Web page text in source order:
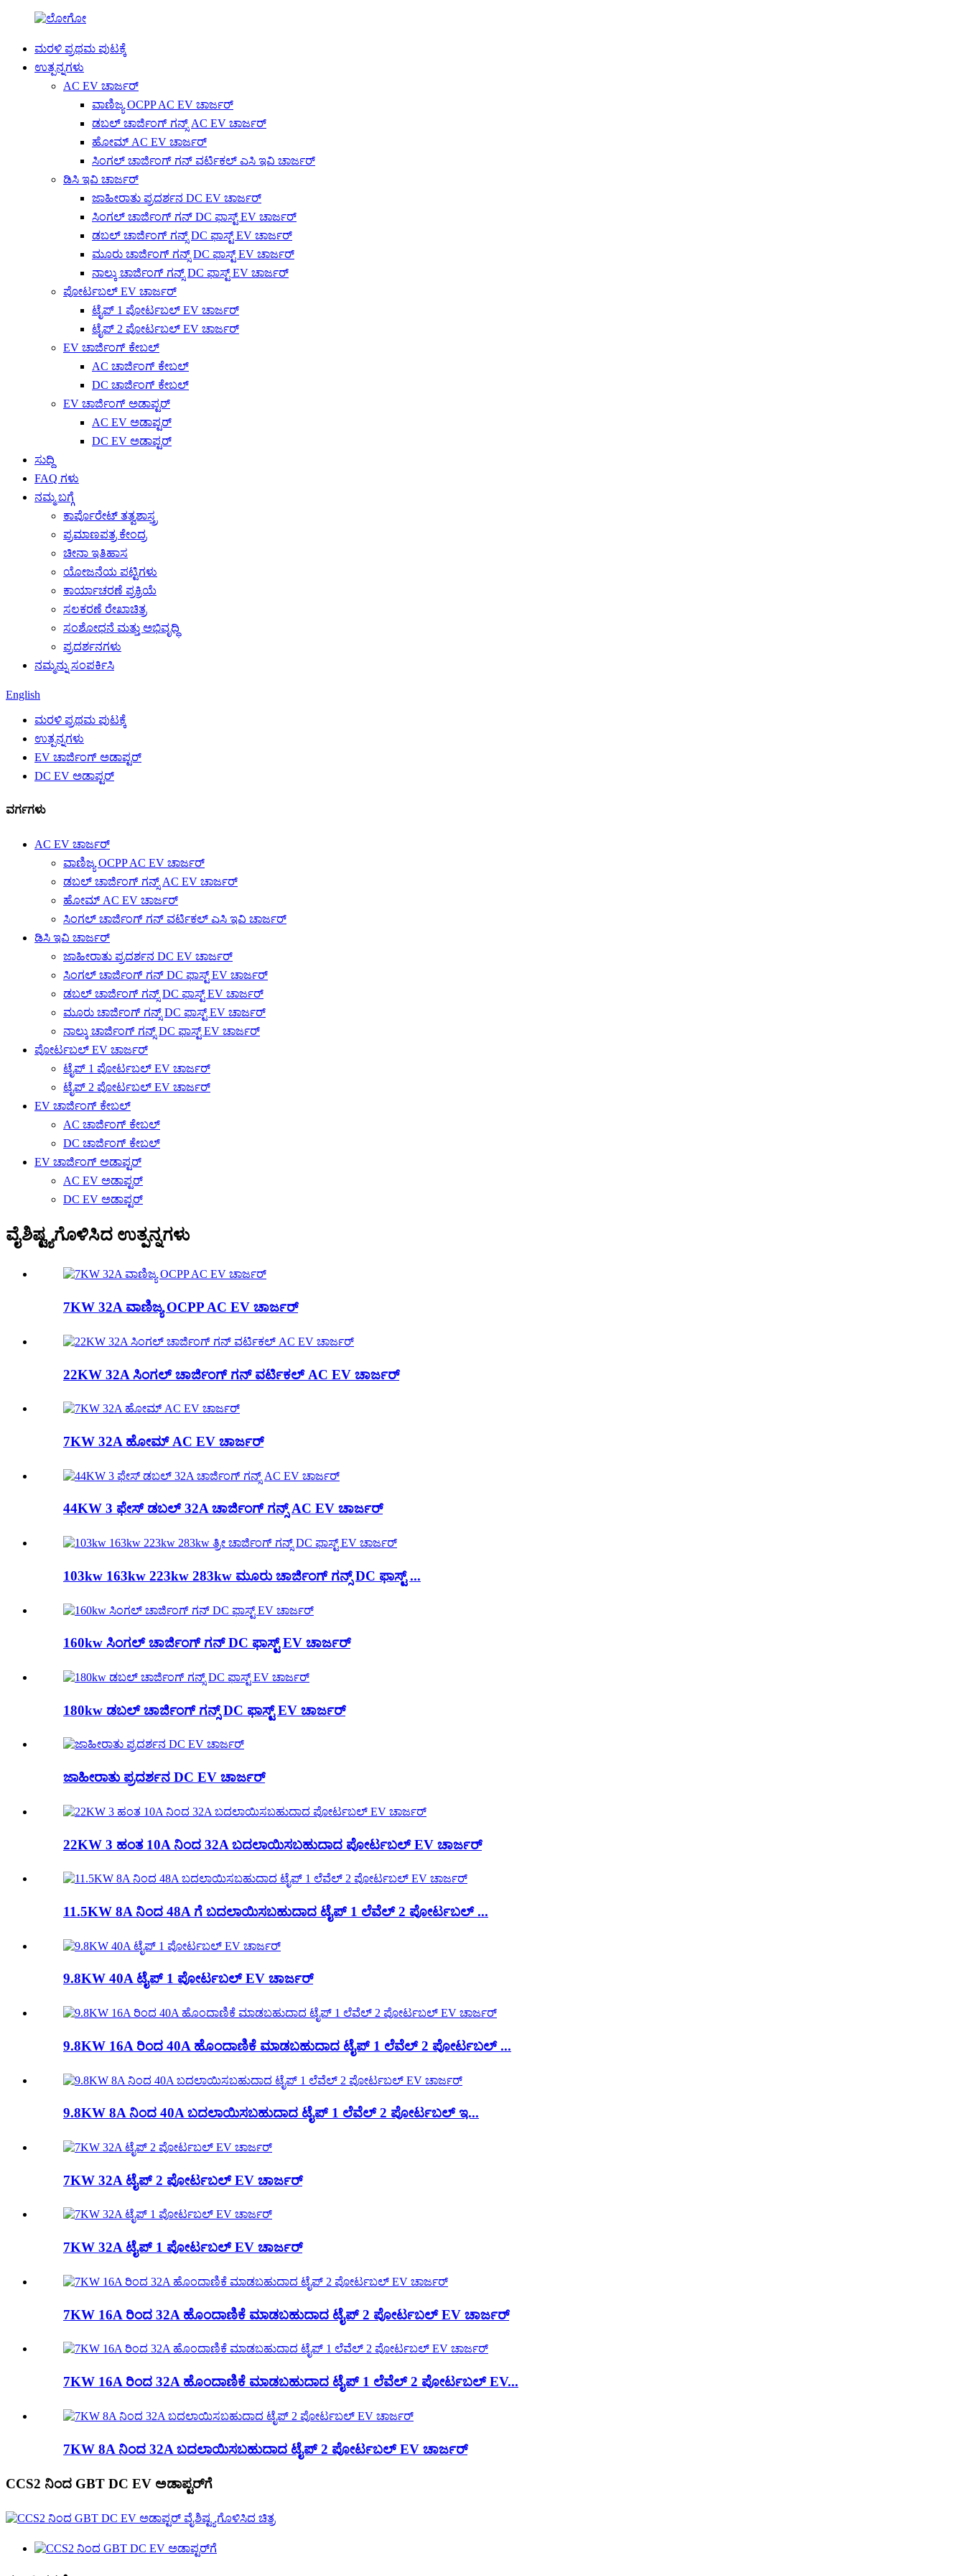
ಮರಳಿ ಪ್ರಥಮ ಪುಟಕ್ಕೆ
ಉತ್ಪನ್ನಗಳು
AC EV ಚಾರ್ಜರ್
ವಾಣಿಜ್ಯ OCPP AC EV ಚಾರ್ಜರ್
ಡಬಲ್ ಚಾರ್ಜಿಂಗ್ ಗನ್ಸ್ AC EV ಚಾರ್ಜರ್
ಹೋಮ್ AC EV ಚಾರ್ಜರ್
ಸಿಂಗಲ್ ಚಾರ್ಜಿಂಗ್ ಗನ್ ವರ್ಟಿಕಲ್ ಎಸಿ ಇವಿ ಚಾರ್ಜರ್
ಡಿಸಿ ಇವಿ ಚಾರ್ಜರ್
ಜಾಹೀರಾತು ಪ್ರದರ್ಶನ DC EV ಚಾರ್ಜರ್
ಸಿಂಗಲ್ ಚಾರ್ಜಿಂಗ್ ಗನ್ DC ಫಾಸ್ಟ್ EV ಚಾರ್ಜರ್
ಡಬಲ್ ಚಾರ್ಜಿಂಗ್ ಗನ್ಸ್ DC ಫಾಸ್ಟ್ EV ಚಾರ್ಜರ್
ಮೂರು ಚಾರ್ಜಿಂಗ್ ಗನ್ಸ್ DC ಫಾಸ್ಟ್ EV ಚಾರ್ಜರ್
ನಾಲ್ಕು ಚಾರ್ಜಿಂಗ್ ಗನ್ಸ್ DC ಫಾಸ್ಟ್ EV ಚಾರ್ಜರ್
ಪೋರ್ಟಬಲ್ EV ಚಾರ್ಜರ್
ಟೈಪ್ 1 ಪೋರ್ಟಬಲ್ EV ಚಾರ್ಜರ್
ಟೈಪ್ 2 ಪೋರ್ಟಬಲ್ EV ಚಾರ್ಜರ್
EV ಚಾರ್ಜಿಂಗ್ ಕೇಬಲ್
AC ಚಾರ್ಜಿಂಗ್ ಕೇಬಲ್
DC ಚಾರ್ಜಿಂಗ್ ಕೇಬಲ್
EV ಚಾರ್ಜಿಂಗ್ ಅಡಾಪ್ಟರ್
AC EV ಅಡಾಪ್ಟರ್
DC EV ಅಡಾಪ್ಟರ್
ಸುದ್ದಿ
FAQ ಗಳು
ನಮ್ಮ ಬಗ್ಗೆ
ಕಾರ್ಪೊರೇಟ್ ತತ್ವಶಾಸ್ತ್ರ
ಪ್ರಮಾಣಪತ್ರ ಕೇಂದ್ರ
ಚೀನಾ ಇತಿಹಾಸ
ಯೋಜನೆಯ ಪಟ್ಟಿಗಳು
ಕಾರ್ಯಾಚರಣೆ ಪ್ರಕ್ರಿಯೆ
ಸಲಕರಣೆ ರೇಖಾಚಿತ್ರ
ಸಂಶೋಧನೆ ಮತ್ತು ಅಭಿವೃದ್ಧಿ
ಪ್ರದರ್ಶನಗಳು
ನಮ್ಮನ್ನು ಸಂಪರ್ಕಿಸಿ
English
ಮರಳಿ ಪ್ರಥಮ ಪುಟಕ್ಕೆ
ಉತ್ಪನ್ನಗಳು
EV ಚಾರ್ಜಿಂಗ್ ಅಡಾಪ್ಟರ್
DC EV ಅಡಾಪ್ಟರ್
ವರ್ಗಗಳು
AC EV ಚಾರ್ಜರ್
ವಾಣಿಜ್ಯ OCPP AC EV ಚಾರ್ಜರ್
ಡಬಲ್ ಚಾರ್ಜಿಂಗ್ ಗನ್ಸ್ AC EV ಚಾರ್ಜರ್
ಹೋಮ್ AC EV ಚಾರ್ಜರ್
ಸಿಂಗಲ್ ಚಾರ್ಜಿಂಗ್ ಗನ್ ವರ್ಟಿಕಲ್ ಎಸಿ ಇವಿ ಚಾರ್ಜರ್
ಡಿಸಿ ಇವಿ ಚಾರ್ಜರ್
ಜಾಹೀರಾತು ಪ್ರದರ್ಶನ DC EV ಚಾರ್ಜರ್
ಸಿಂಗಲ್ ಚಾರ್ಜಿಂಗ್ ಗನ್ DC ಫಾಸ್ಟ್ EV ಚಾರ್ಜರ್
ಡಬಲ್ ಚಾರ್ಜಿಂಗ್ ಗನ್ಸ್ DC ಫಾಸ್ಟ್ EV ಚಾರ್ಜರ್
ಮೂರು ಚಾರ್ಜಿಂಗ್ ಗನ್ಸ್ DC ಫಾಸ್ಟ್ EV ಚಾರ್ಜರ್
ನಾಲ್ಕು ಚಾರ್ಜಿಂಗ್ ಗನ್ಸ್ DC ಫಾಸ್ಟ್ EV ಚಾರ್ಜರ್
ಪೋರ್ಟಬಲ್ EV ಚಾರ್ಜರ್
ಟೈಪ್ 1 ಪೋರ್ಟಬಲ್ EV ಚಾರ್ಜರ್
ಟೈಪ್ 2 ಪೋರ್ಟಬಲ್ EV ಚಾರ್ಜರ್
EV ಚಾರ್ಜಿಂಗ್ ಕೇಬಲ್
AC ಚಾರ್ಜಿಂಗ್ ಕೇಬಲ್
DC ಚಾರ್ಜಿಂಗ್ ಕೇಬಲ್
EV ಚಾರ್ಜಿಂಗ್ ಅಡಾಪ್ಟರ್
AC EV ಅಡಾಪ್ಟರ್
DC EV ಅಡಾಪ್ಟರ್
ವೈಶಿಷ್ಟ್ಯಗೊಳಿಸಿದ ಉತ್ಪನ್ನಗಳು
7KW 32A ವಾಣಿಜ್ಯ OCPP AC EV ಚಾರ್ಜರ್
22KW 32A ಸಿಂಗಲ್ ಚಾರ್ಜಿಂಗ್ ಗನ್ ವರ್ಟಿಕಲ್ AC EV ಚಾರ್ಜರ್
7KW 32A ಹೋಮ್ AC EV ಚಾರ್ಜರ್
44KW 3 ಫೇಸ್ ಡಬಲ್ 32A ಚಾರ್ಜಿಂಗ್ ಗನ್ಸ್ AC EV ಚಾರ್ಜರ್
103kw 163kw 223kw 283kw ಮೂರು ಚಾರ್ಜಿಂಗ್ ಗನ್ಸ್ DC ಫಾಸ್ಟ್ ...
160kw ಸಿಂಗಲ್ ಚಾರ್ಜಿಂಗ್ ಗನ್ DC ಫಾಸ್ಟ್ EV ಚಾರ್ಜರ್
180kw ಡಬಲ್ ಚಾರ್ಜಿಂಗ್ ಗನ್ಸ್ DC ಫಾಸ್ಟ್ EV ಚಾರ್ಜರ್
ಜಾಹೀರಾತು ಪ್ರದರ್ಶನ DC EV ಚಾರ್ಜರ್
22KW 3 ಹಂತ 10A ನಿಂದ 32A ಬದಲಾಯಿಸಬಹುದಾದ ಪೋರ್ಟಬಲ್ EV ಚಾರ್ಜರ್
11.5KW 8A ನಿಂದ 48A ಗೆ ಬದಲಾಯಿಸಬಹುದಾದ ಟೈಪ್ 1 ಲೆವೆಲ್ 2 ಪೋರ್ಟಬಲ್ ...
9.8KW 40A ಟೈಪ್ 1 ಪೋರ್ಟಬಲ್ EV ಚಾರ್ಜರ್
9.8KW 16A ರಿಂದ 40A ಹೊಂದಾಣಿಕೆ ಮಾಡಬಹುದಾದ ಟೈಪ್ 1 ಲೆವೆಲ್ 2 ಪೋರ್ಟಬಲ್ ...
9.8KW 8A ನಿಂದ 40A ಬದಲಾಯಿಸಬಹುದಾದ ಟೈಪ್ 1 ಲೆವೆಲ್ 2 ಪೋರ್ಟಬಲ್ ಇ...
7KW 32A ಟೈಪ್ 2 ಪೋರ್ಟಬಲ್ EV ಚಾರ್ಜರ್
7KW 32A ಟೈಪ್ 1 ಪೋರ್ಟಬಲ್ EV ಚಾರ್ಜರ್
7KW 16A ರಿಂದ 32A ಹೊಂದಾಣಿಕೆ ಮಾಡಬಹುದಾದ ಟೈಪ್ 2 ಪೋರ್ಟಬಲ್ EV ಚಾರ್ಜರ್
7KW 16A ರಿಂದ 32A ಹೊಂದಾಣಿಕೆ ಮಾಡಬಹುದಾದ ಟೈಪ್ 1 ಲೆವೆಲ್ 2 ಪೋರ್ಟಬಲ್ EV...
7KW 8A ನಿಂದ 32A ಬದಲಾಯಿಸಬಹುದಾದ ಟೈಪ್ 2 ಪೋರ್ಟಬಲ್ EV ಚಾರ್ಜರ್
CCS2 ನಿಂದ GBT DC EV ಅಡಾಪ್ಟರ್‌ಗೆ